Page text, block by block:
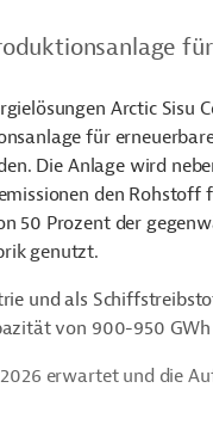
Arctic Sisu
für
Die Anlage wird
den Rohstoff
50 Prozent der
genutzt.
und als
von 900-950
erwartet und die